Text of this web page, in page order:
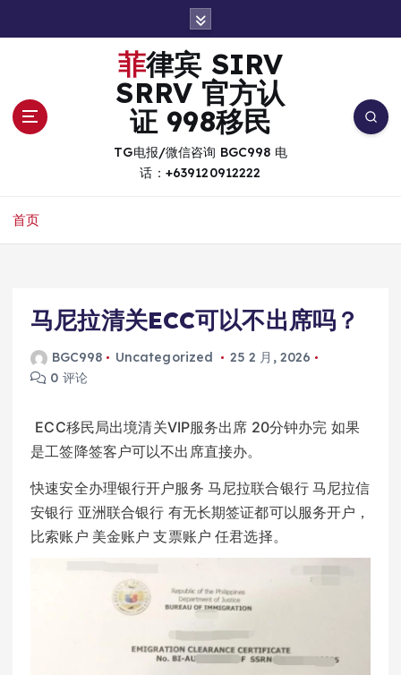
菲律宾 SIRV
SRRV 官方认
证 998移民
TG电报/微信咨询 BGC998 电
话：+639120912222
首页
马尼拉清关ECC可以不出席吗？
BGC998 Uncategorized
25 2 月, 2026
0 评论
ECC移民局出境清关VIP服务出席 20分钟办完 如果
是工签降签客户可以不出席直接办。
快速安全办理银行开户服务 马尼拉联合银行 马尼拉信
安银行 亚洲联合银行 有无长期签证都可以服务开户，
比索账户 美金账户 支票账户 任君选择。